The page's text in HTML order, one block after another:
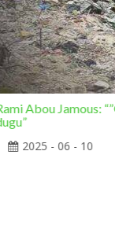
Abou Jamous:
2025 - 06 - 10